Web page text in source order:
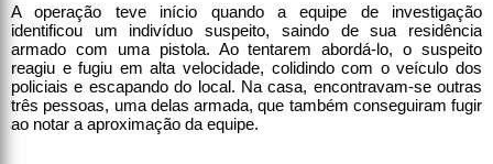
A operação teve início quando a equipe de investigação
identificou um indivíduo suspeito, saindo de sua residência
armado com uma pistola. Ao tentarem abordá-lo, o suspeito
reagiu e fugiu em alta velocidade, colidindo com o veículo dos
policiais e escapando do local. Na casa, encontravam-se outras
três pessoas, uma delas armada, que também conseguiram fugir
ao notar a aproximação da equipe.